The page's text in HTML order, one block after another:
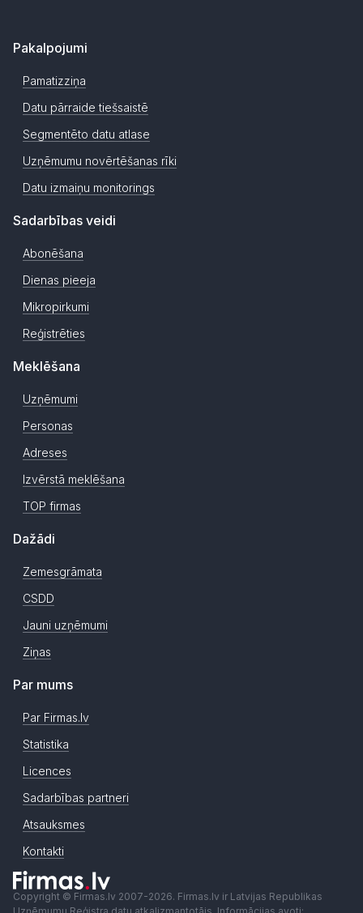
Pakalpojumi
Pamatizziņa
Datu pārraide tiešsaistē
Segmentēto datu atlase
Uzņēmumu novērtēšanas rīki
Datu izmaiņu monitorings
Sadarbības veidi
Abonēšana
Dienas pieeja
Mikropirkumi
Reģistrēties
Meklēšana
Uzņēmumi
Personas
Adreses
Izvērstā meklēšana
TOP firmas
Dažādi
Zemesgrāmata
CSDD
Jauni uzņēmumi
Ziņas
Par mums
Par Firmas.lv
Statistika
Licences
Sadarbības partneri
Atsauksmes
Kontakti
Copyright © Firmas.lv 2007-2026. Firmas.lv ir Latvijas Republikas